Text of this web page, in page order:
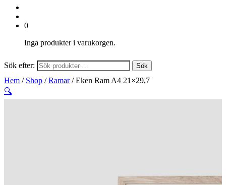
0
Inga produkter i varukorgen.
Sök efter: Sök
Hem / Shop /Ramar/ Eken Ram A4 21×29,7
🔍